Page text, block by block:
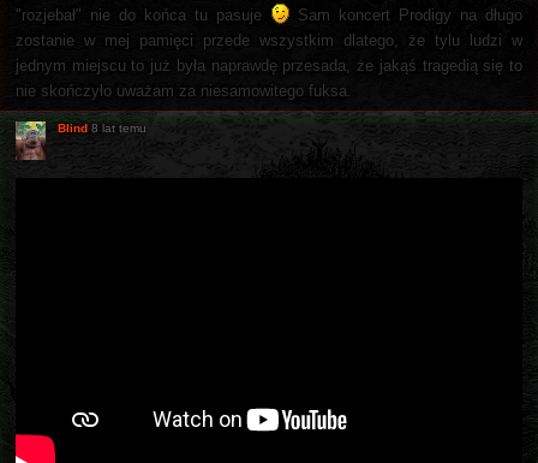
"rozjebał" nie do końca tu pasuje
Sam koncert Prodigy na długo
zostanie w mej pamięci przede wszystkim dlatego, że tylu ludzi w
jednym miejscu to już była naprawdę przesada, że jakąś tragedią się to
nie skończyło uważam za niesamowitego fuksa.
Blind 8 lat temu